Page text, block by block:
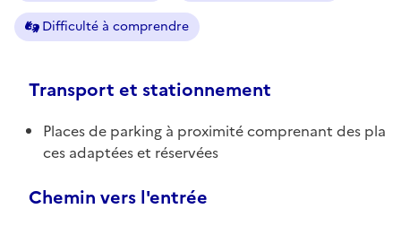
Difficulté à comprendre
Transport et stationnement
Places de parking à proximité comprenant des pla
ces adaptées et réservées
Chemin vers l'entrée